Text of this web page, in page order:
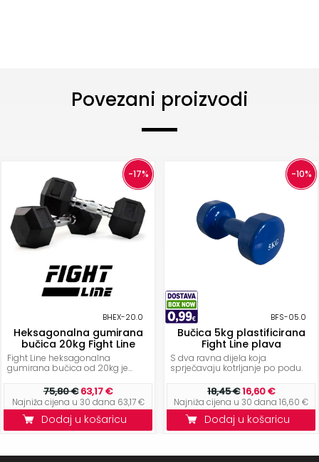
Povezani proizvodi
-17%
BHEX-20.0
Heksagonalna gumirana
bučica 20kg Fight Line
Fight Line heksagonalna
gumirana bučica od 20kg je...
75,80 €63,17 €
Najniža cijena u 30 dana 63,17 €
Dodaj u košaricu
-10%
BFS-05.0
Bučica 5kg plastificirana
Fight Line plava
S dva ravna dijela koja
sprječavaju kotrljanje po podu.
18,45 €16,60 €
Najniža cijena u 30 dana 16,60 €
Dodaj u košaricu